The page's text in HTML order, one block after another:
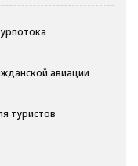
авиации
туристов